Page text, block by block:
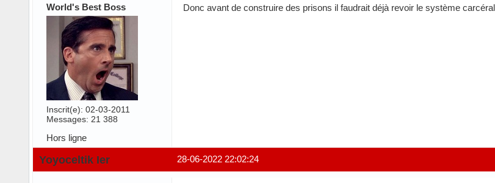
World's Best Boss
Inscrit(e): 02-03-2011
Messages: 21 388
Donc avant de construire des prisons il faudrait déjà revoir le système
Hors ligne
28-06-2022 22:02:24
Yoyoceltik Ier